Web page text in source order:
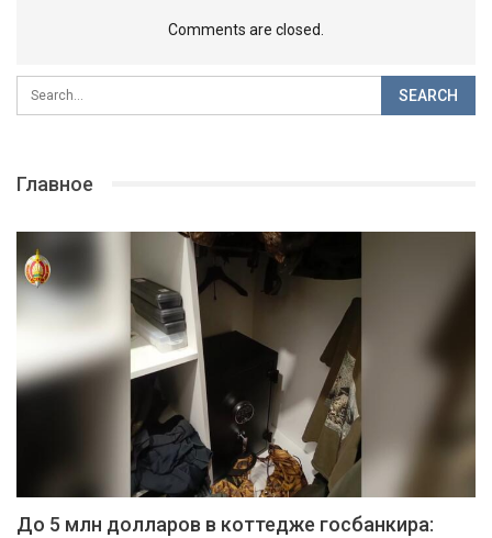
Comments are closed.
Главное
До 5 млн долларов в коттедже госбанкира: